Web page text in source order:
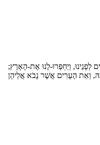
וְיַחְפְּרוּ-לָנוּ אֶת-הָאָרֶץ;